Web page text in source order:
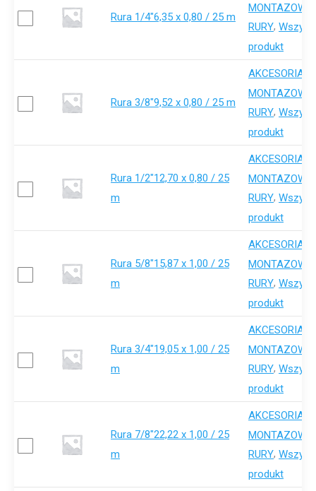
Rura 1/4"6,35 x 0,80 / 25 m
MONTAZOWE
RURY,
produkt
Rura 3/8"9,52 x 0,80 / 25 m
AKCESORIA-
MONTAZOWE
RURY,
produkt
Rura 1/2"12,70 x 0,80 / 25
m
AKCESORIA-
MONTAZOWE
RURY,
produkt
Rura 5/8"15,87 x 1,00 / 25
m
AKCESORIA-
MONTAZOWE
RURY,
produkt
Rura 3/4"19,05 x 1,00 / 25
m
AKCESORIA-
MONTAZOWE
RURY,
produkt
Rura 7/8"22,22 x 1,00 / 25
m
AKCESORIA-
MONTAZOWE
RURY,
produkt